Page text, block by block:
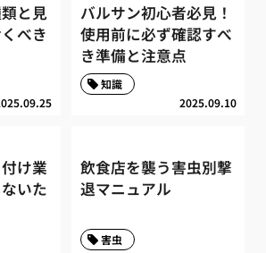
と見
べき
バルサン初心者必見！
使用前に必ず確認すべ
き準備と注意点
2025.09.10
知識
け業
いた
飲食店を襲う害虫別撃
退マニュアル
害虫